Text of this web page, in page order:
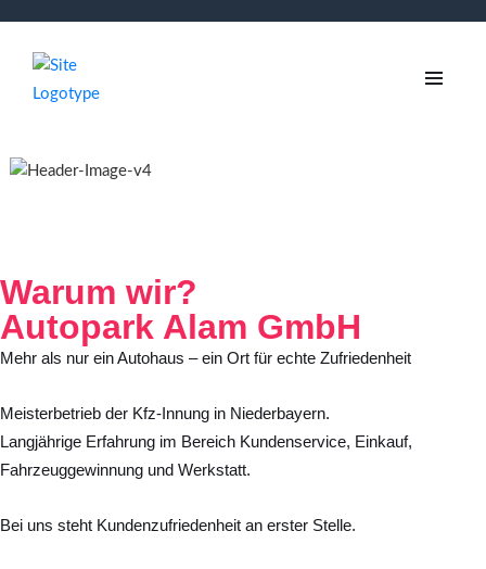
Warum wir?
Autopark Alam GmbH
Mehr als nur ein Autohaus – ein Ort für echte Zufriedenheit
Meisterbetrieb der Kfz-Innung in Niederbayern.
Langjährige Erfahrung im Bereich Kundenservice, Einkauf,
Fahrzeuggewinnung und Werkstatt.
Bei uns steht Kundenzufriedenheit an erster Stelle.